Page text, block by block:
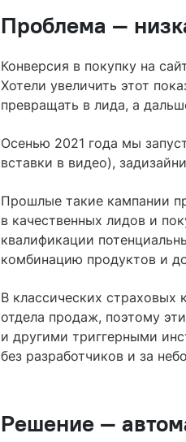
Проблема —
Конверсия в покупку на
Хотели увеличить этот
превращать в лида, а
Осенью 2021 года мы
вставки в видео),
Прошлые такие кампании
в качественных лидов и
квалификации
комбинацию продуктов и
В классических страховых
отдела продаж, поэтому
и другими триггерными
без разработчиков и за
Решение —